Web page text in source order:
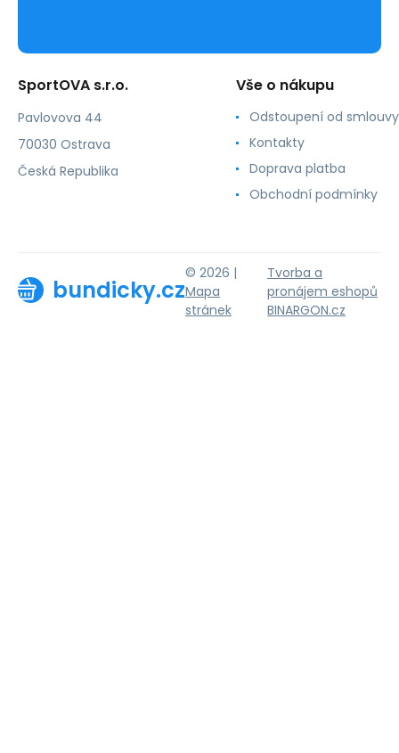
SportOVA s.r.o.
Pavlovova 44
70030 Ostrava
Česká Republika
Vše o nákupu
Odstoupení od smlouvy
Kontakty
Doprava platba
Obchodní podmínky
bundicky.cz
© 2026 |
Mapa
stránek
Tvorba a
pronájem eshopů
BINARGON.cz